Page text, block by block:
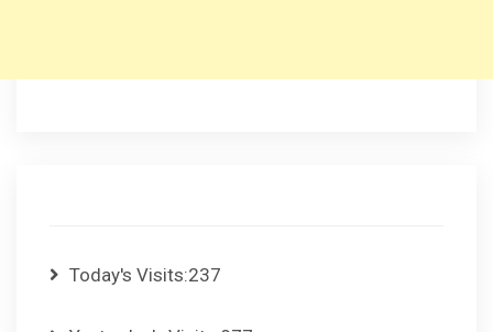
Today's Visits:237